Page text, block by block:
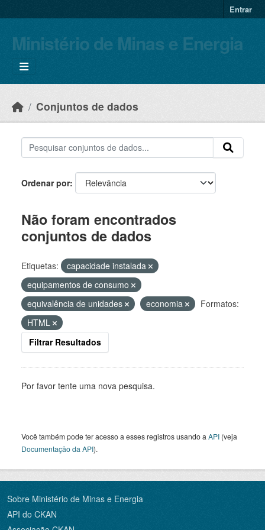
Entrar
Ministério de Minas e Energia
Conjuntos de dados
Ordenar por
Não foram encontrados
conjuntos de dados
Etiquetas:
capacidade instalada
equipamentos de consumo
equivalência de unidades
economia
Formatos:
HTML
Filtrar Resultados
Por favor tente uma nova pesquisa.
Você também pode ter acesso a esses registros usando a API (veja
Documentação da API).
Sobre Ministério de Minas e Energia
API do CKAN